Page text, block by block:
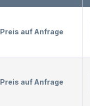
Preis auf Anfrage
Preis auf Anfrage